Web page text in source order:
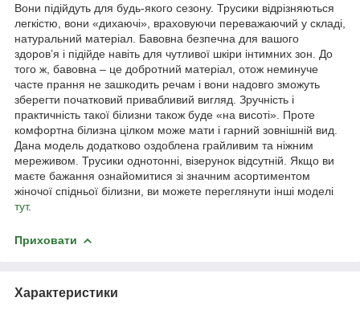
Вони підійдуть для будь-якого сезону. Трусики відрізняються
легкістю, вони «дихаючі», враховуючи переважаючий у складі,
натуральний матеріал. Бавовна безпечна для вашого
здоров’я і підійде навіть для чутливої шкіри інтимних зон. До
того ж, бавовна – це добротний матеріал, отож неминуче
часте прання не зашкодить речам і вони надовго зможуть
зберегти початковий привабливий вигляд. Зручність і
практичність такої білизни також буде «на висоті». Проте
комфортна білизна цілком може мати і гарний зовнішній вид.
Дана модель додатково оздоблена грайливим та ніжним
мереживом. Трусики однотонні, візерунок відсутній. Якщо ви
маєте бажання ознайомитися зі значним асортиментом
жіночої спідньої білизни, ви можете переглянути інші моделі
тут.
Приховати
Характеристики